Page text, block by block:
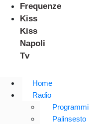
Frequenze
Kiss
Kiss
Napoli
Tv
Home
Radio
Programmi
Palinsesto